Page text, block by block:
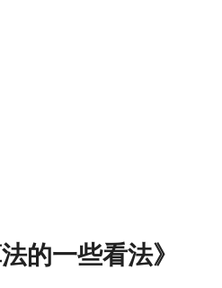
的一些看法》